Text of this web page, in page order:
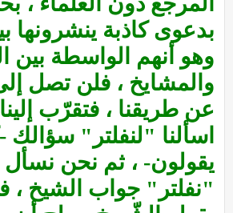
بدعوى كاذبة ينشرونها
وهو أنهم الواسطة بين
والمشايخ ، فلن تصل
عن طريقنا ، فتقرّب
اسألنا "لنفلتر" سؤالك
يقولون- ، ثم نحن نسأل
"نفلتر" جواب الشيخ ،